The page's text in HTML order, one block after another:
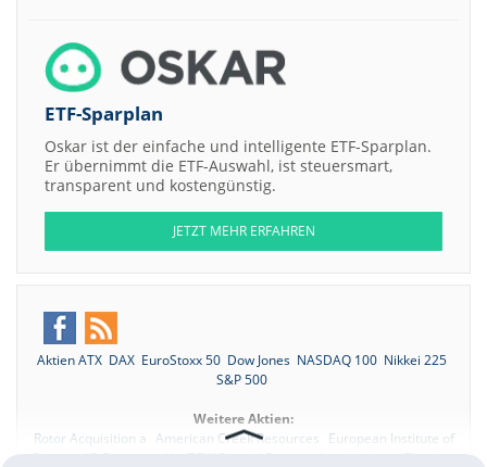
ETF-Sparplan
Oskar ist der einfache und intelligente ETF-Sparplan.
Er übernimmt die ETF-Auswahl, ist steuersmart,
transparent und kostengünstig.
JETZT MEHR ERFAHREN
Aktien ATX DAX EuroStoxx 50 Dow Jones NASDAQ 100 Nikkei 225
S&P 500
Weitere Aktien:
Rotor Acquisition a
American Creek Resources European Institute of